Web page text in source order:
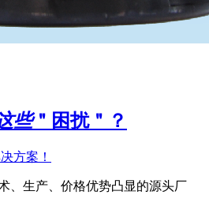
些＂困扰＂？
方案！
、生产、价格优势凸显的源头厂